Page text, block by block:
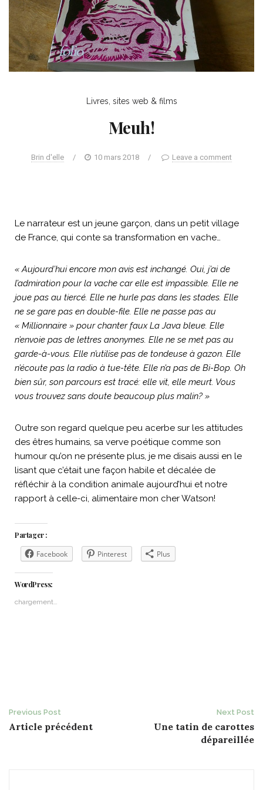
Livres, sites web & films
Meuh!
Brin d'elle / 10 mars 2018 / Leave a comment
Le narrateur est un jeune garçon, dans un petit village
de France, qui conte sa transformation en vache…
« Aujourd’hui encore mon avis est inchangé. Oui, j’ai de
l’admiration pour la vache car elle est impassible. Elle ne
joue pas au tiercé. Elle ne hurle pas dans les stades. Elle
ne se gare pas en double-file. Elle ne passe pas au
« Millionnaire » pour chanter faux La Java bleue. Elle
n’envoie pas de lettres anonymes. Elle ne se met pas au
garde-à-vous. Elle n’utilise pas de tondeuse à gazon. Elle
n’écoute pas la radio à tue-tête. Elle n’a pas de Bi-Bop. Oh
bien sûr, son parcours est tracé: elle vit, elle meurt. Vous
vous trouvez sans doute beaucoup plus malin? »
Outre son regard quelque peu acerbe sur les attitudes
des êtres humains, sa verve poétique comme son
humour qu’on ne présente plus, je me disais aussi en le
lisant que c’était une façon habile et décalée de
réfléchir à la condition animale aujourd’hui et notre
rapport à celle-ci, alimentaire mon cher Watson!
Partager :
Facebook Pinterest Plus
WordPress:
chargement…
Post
navigation
Previous Post
Article précédent
Next Post
Une tatin de carottes
dépareillée